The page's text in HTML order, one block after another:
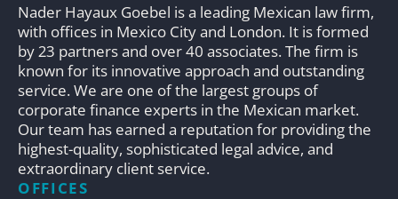
Nader Hayaux Goebel is a leading Mexican law firm,
with offices in Mexico City and London. It is formed
by 23 partners and over 40 associates. The firm is
known for its innovative approach and outstanding
service. We are one of the largest groups of
corporate finance experts in the Mexican market.
Our team has earned a reputation for providing the
highest-quality, sophisticated legal advice, and
extraordinary client service.
OFFICES